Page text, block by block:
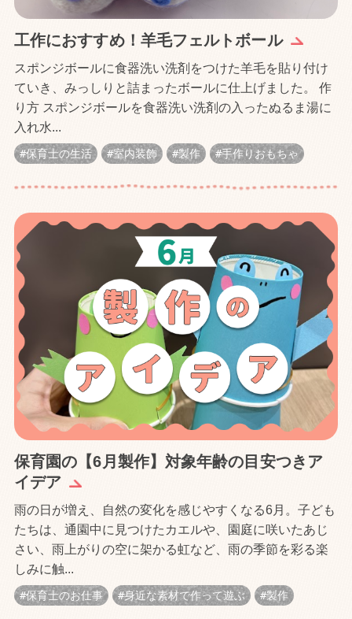
工作におすすめ！羊毛フェルトボール
スポンジボールに食器洗い洗剤をつけた羊毛を貼り付け
ていき、みっしりと詰まったボールに仕上げました。 作
り方 スポンジボールを食器洗い洗剤の入ったぬるま湯に
入れ水...
保育士の生活 室内装飾 製作 手作りおもちゃ
保育園の【6月製作】対象年齢の目安つきア
イデア
雨の日が増え、自然の変化を感じやすくなる6月。子ども
たちは、通園中に見つけたカエルや、園庭に咲いたあじ
さい、雨上がりの空に架かる虹など、雨の季節を彩る楽
しみに触...
保育士のお仕事 身近な素材で作って遊ぶ 製作